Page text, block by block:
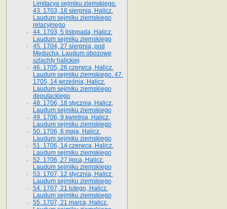
Limitacya sejmiku ziemskiego.
43. 1703, 16 sierpnia, Halicz.
Laudum sejmiku ziemskiego
relacyjnego
44. 1703, 5 listopada, Halicz.
Laudum sejmiku ziemskiego
45. 1704, 27 sierpnia, pod
Meduchą. Laudum obozowe
szlachty halickiej
46. 1705, 26 czerwca, Halicz.
Laudum sejmiku ziemskiego. 47.
1705, 14 września, Halicz.
Laudum sejmiku ziemskiego
deputackiego
48. 1706, 18 stycznia, Halicz.
Laudum sejmiku ziemskiego
49. 1706, 9 kwietnia, Halicz.
Laudum sejmiku ziemskiego
50. 1706, 6 maja, Halicz.
Laudum sejmiku ziemskiego
51. 1706, 14 czerwca, Halicz.
Laudum sejmiku ziemskiego
52. 1706, 27 lipca, Halicz.
Laudum sejmiku ziemskiego
53. 1707, 12 stycznia, Halicz.
Laudum sejmiku ziemskiego
54. 1707, 21 lutego, Halicz.
Laudum sejmiku ziemskiego
55. 1707, 21 marca, Halicz.